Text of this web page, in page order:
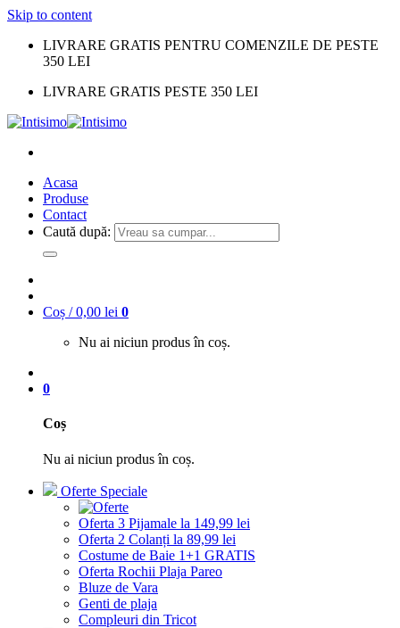
Skip to content
LIVRARE GRATIS PENTRU COMENZILE DE PESTE
350 LEI
LIVRARE GRATIS PESTE 350 LEI
Acasa
Produse
Contact
Caută după:
Coș /0,00 lei 0
Nu ai niciun produs în coș.
0
Coș
Nu ai niciun produs în coș.
Oferte Speciale
Oferta 3 Pijamale la 149,99 lei
Oferta 2 Colanți la 89,99 lei
Costume de Baie 1+1 GRATIS
Oferta Rochii Plaja Pareo
Bluze de Vara
Genti de plaja
Compleuri din Tricot